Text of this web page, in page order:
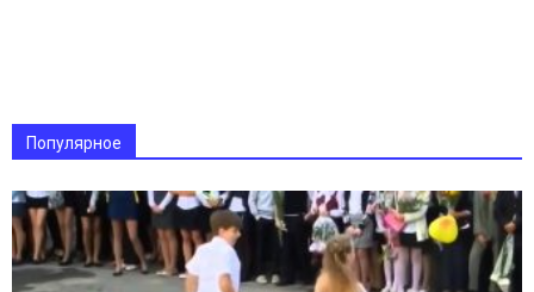
Популярное